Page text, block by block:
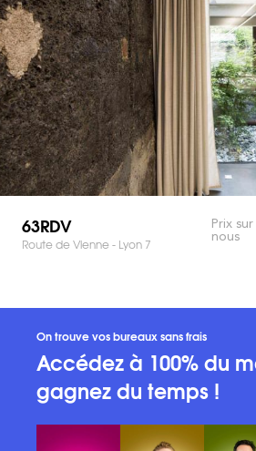
63RDV
Route de Vienne - Lyon 7
Prix
nous
On trouve vos bureaux sans frais
Accédez à 100% du
gagnez du temps !